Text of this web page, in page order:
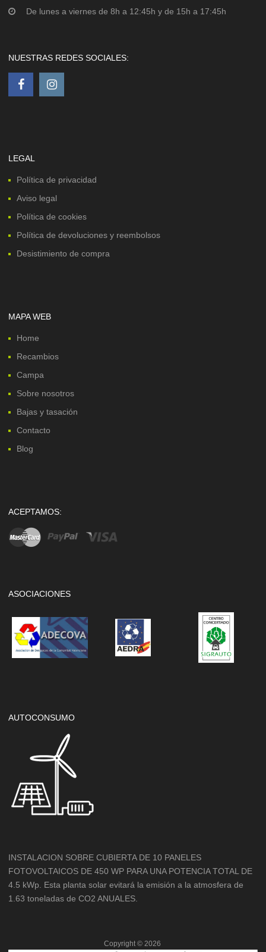
De lunes a viernes de 8h a 12:45h y de 15h a 17:45h
NUESTRAS REDES SOCIALES:
LEGAL
Política de privacidad
Aviso legal
Política de cookies
Política de devoluciones y reembolsos
Desistimiento de compra
MAPA WEB
Home
Recambios
Campa
Sobre nosotros
Bajas y tasación
Contacto
Blog
ACEPTAMOS:
ASOCIACIONES
AUTOCONSUMO
INSTALACION SOBRE CUBIERTA DE 10 PANELES
FOTOVOLTAICOS DE 450 WP PARA UNA POTENCIA TOTAL DE
4.5 kWp. Esta planta solar evitará la emisión a la atmosfera de
1.63 toneladas de CO2 ANUALES.
Copyright © 2026